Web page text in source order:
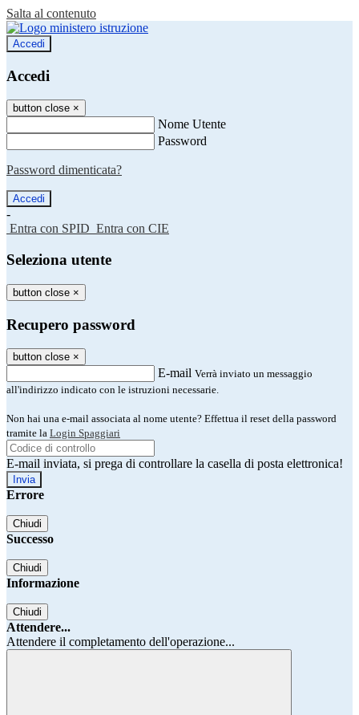
Salta al contenuto
Accedi
Accedi
button close ×
Nome Utente
Password
Password dimenticata?
-
Entra con SPID Entra con CIE
Seleziona utente
button close ×
Recupero password
button close ×
E-mail Verrà inviato un messaggio
all'indirizzo indicato con le istruzioni necessarie.
Non hai una e-mail associata al nome utente? Effettua il reset della password
tramite la Login Spaggiari
E-mail inviata, si prega di controllare la casella di posta elettronica!
Errore
Chiudi
Successo
Chiudi
Informazione
Chiudi
Attendere...
Attendere il completamento dell'operazione...